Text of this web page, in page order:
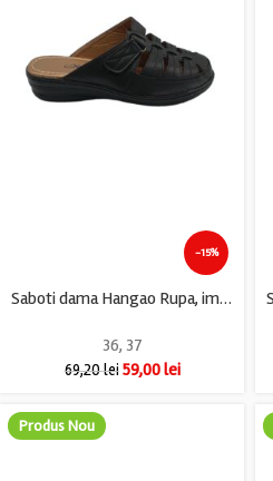
-15%
Saboti dama Hangao Rupa, imitatie de piele, negru
36, 37
69,20lei 59,00lei
Produs Nou